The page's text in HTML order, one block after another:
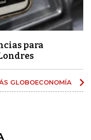
para
GLOBOECONOMÍA